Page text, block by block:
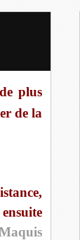
plus
de la